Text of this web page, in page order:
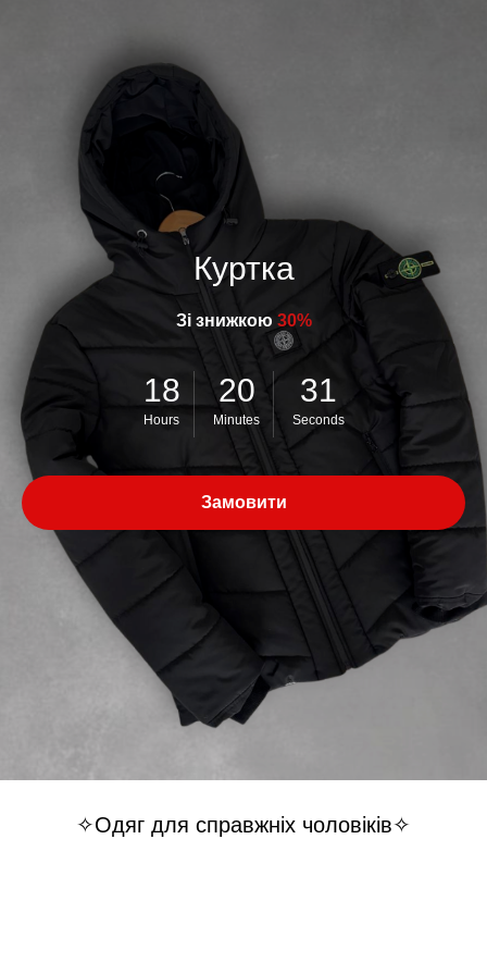
Куртка
Зі знижкою 30%
18
Hours
20
Minutes
31
Seconds
Замовити
✧Одяг для справжніх чоловіків✧